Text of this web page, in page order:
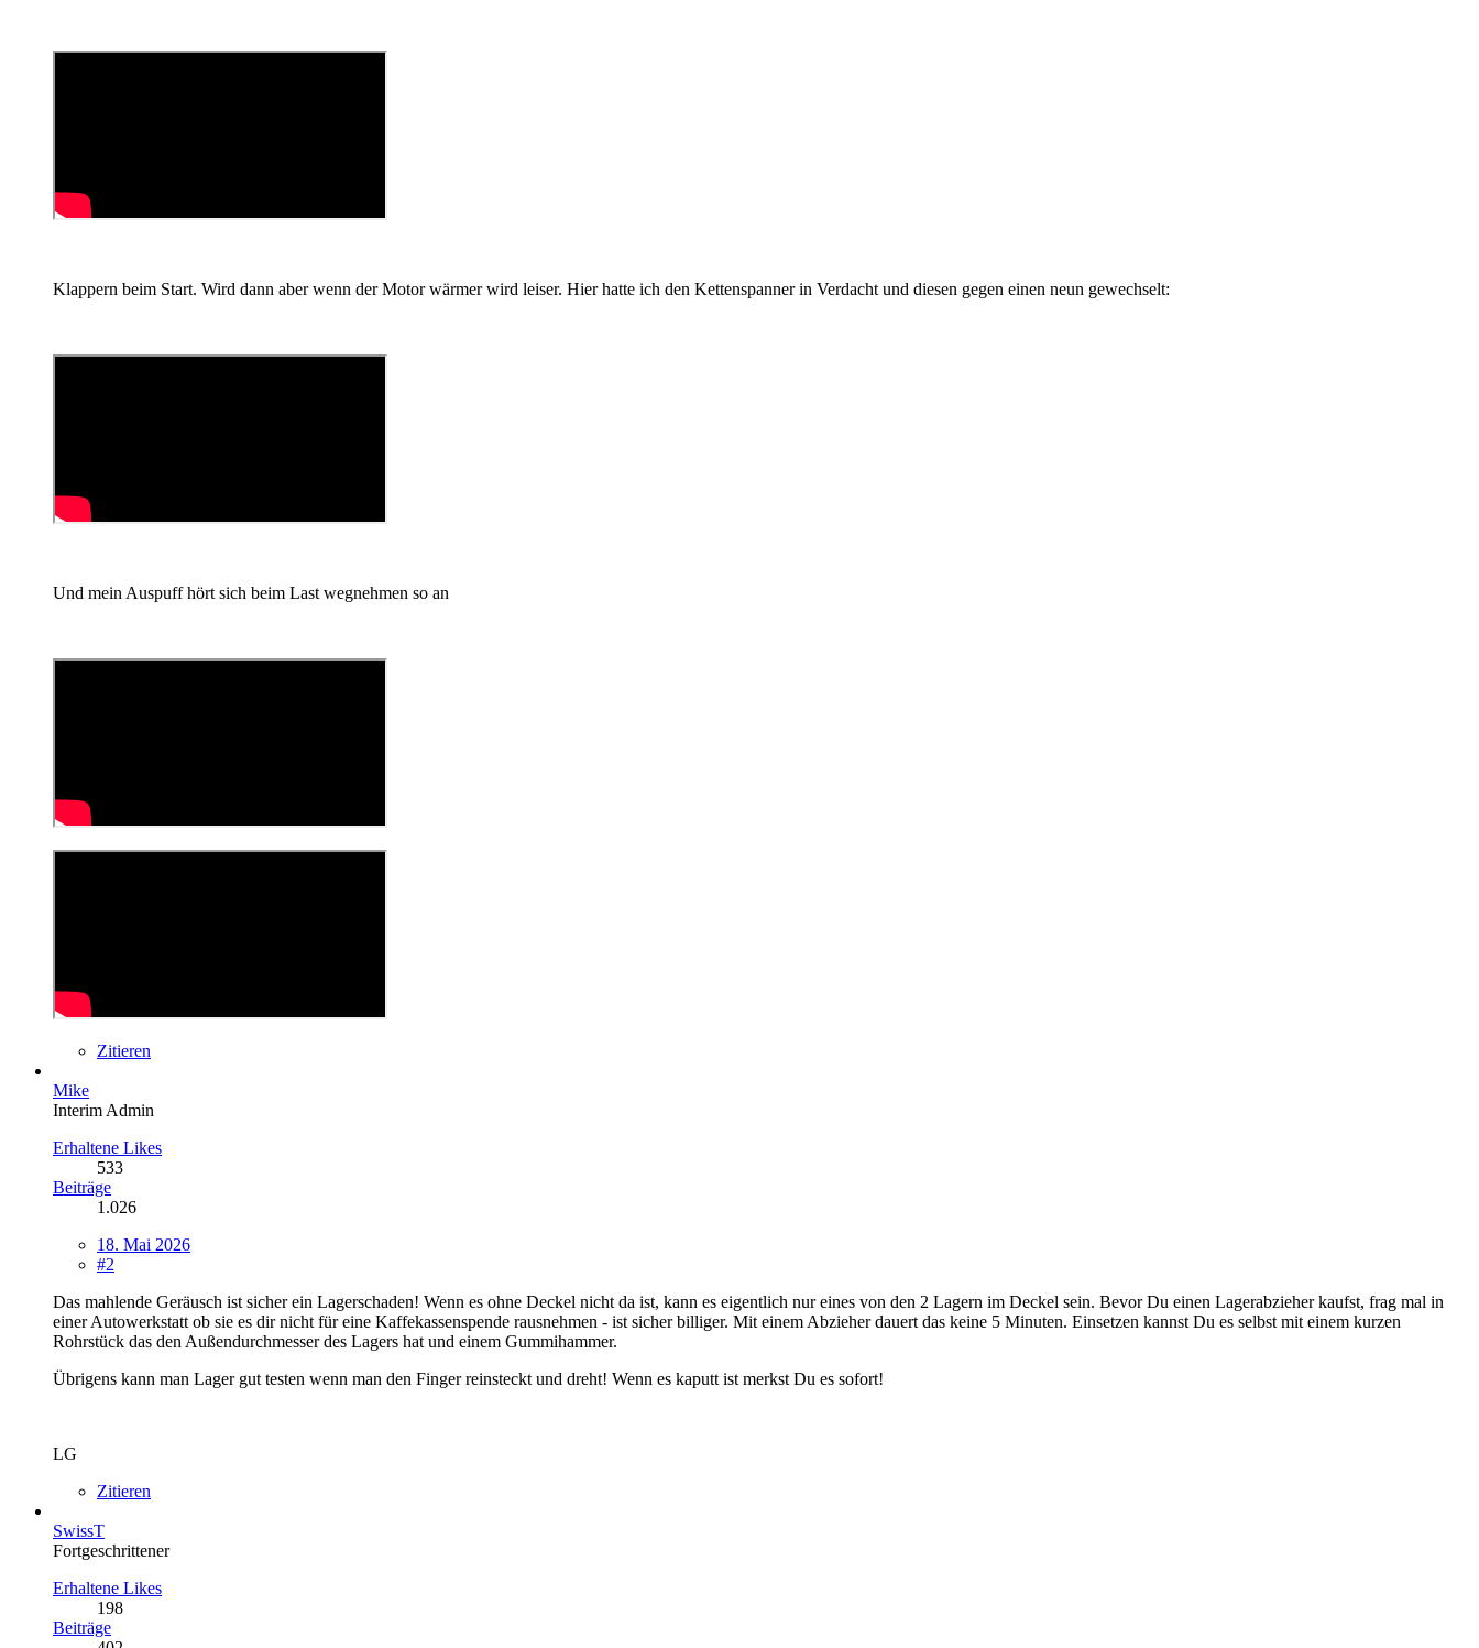
Klappern beim Start. Wird dann aber wenn der Motor wärmer wird leiser. Hier hatte ich den Kettenspanner in Verdacht und diesen gegen einen neun gewechselt:
Und mein Auspuff hört sich beim Last wegnehmen so an
Zitieren
Mike
Interim Admin
Erhaltene Likes
533
Beiträge
1.026
18. Mai 2026
#2
Das mahlende Geräusch ist sicher ein Lagerschaden! Wenn es ohne Deckel nicht da ist, kann es eigentlich nur eines von den 2 Lagern im Deckel sein. Bevor Du einen Lagerabzieher kaufst, frag mal in
einer Autowerkstatt ob sie es dir nicht für eine Kaffekassenspende rausnehmen - ist sicher billiger. Mit einem Abzieher dauert das keine 5 Minuten. Einsetzen kannst Du es selbst mit einem kurzen
Rohrstück das den Außendurchmesser des Lagers hat und einem Gummihammer.
Übrigens kann man Lager gut testen wenn man den Finger reinsteckt und dreht! Wenn es kaputt ist merkst Du es sofort!
LG
Zitieren
SwissT
Fortgeschrittener
Erhaltene Likes
198
Beiträge